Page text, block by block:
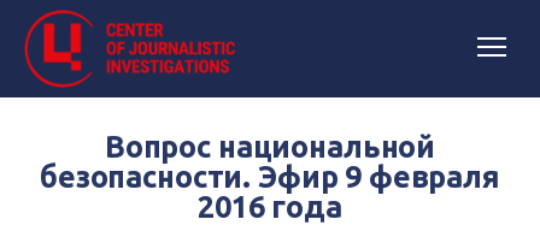
Вопрос национальной
безопасности. Эфир 9 февраля
2016 года